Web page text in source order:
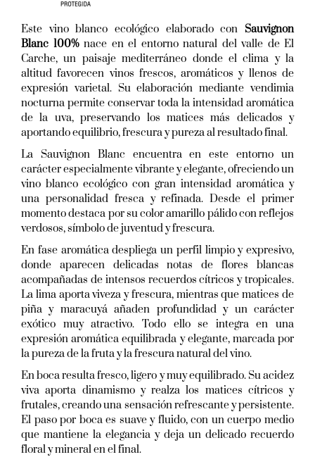
Este vino blanco ecológico elaborado con Sauvignon
Blanc 100%nace en el entorno natural del valle de El
Carche, un paisaje mediterráneo donde el clima y la
altitud favorecen vinos frescos, aromáticos y llenos de
expresión varietal. Su elaboración mediante vendimia
nocturna permite conservar toda la intensidad aromática
de la uva, preservando los matices más delicados y
aportando equilibrio, frescura y pureza al resultado final.
La Sauvignon Blanc encuentra en este entorno un
carácter especialmente vibrante y elegante, ofreciendo un
vino blanco ecológico con gran intensidad aromática y
una personalidad fresca y refinada. Desde el primer
momento destaca por su color amarillo pálido con reflejos
verdosos, símbolo de juventud y frescura.
En fase aromática despliega un perfil limpio y expresivo,
donde aparecen delicadas notas de flores blancas
acompañadas de intensos recuerdos cítricos y tropicales.
La lima aporta viveza y frescura, mientras que matices de
piña y maracuyá añaden profundidad y un carácter
exótico muy atractivo. Todo ello se integra en una
expresión aromática equilibrada y elegante, marcada por
la pureza de la fruta y la frescura natural del vino.
En boca resulta fresco, ligero y muy equilibrado. Su acidez
viva aporta dinamismo y realza los matices cítricos y
frutales, creando una sensación refrescante y persistente.
El paso por boca es suave y fluido, con un cuerpo medio
que mantiene la elegancia y deja un delicado recuerdo
floral y mineral en el final.